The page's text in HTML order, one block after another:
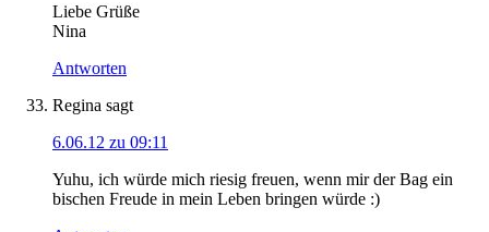
Liebe Grüße
Nina
Antworten
Regina sagt
6.06.12 zu 09:11
Yuhu, ich würde mich riesig freuen, wenn mir der Bag ein
bischen Freude in mein Leben bringen würde :)